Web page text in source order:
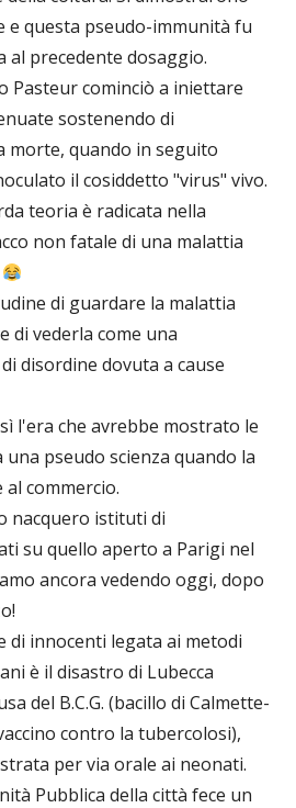
questa pseudo-immunità fu
precedente dosaggio.
Pasteur cominciò a iniettare
sostenendo di
morte, quando in seguito
il cosiddetto "virus" vivo.
teoria è radicata nella
non fatale di una malattia
di guardare la malattia
di vederla come una
disordine dovuta a cause
l'era che avrebbe mostrato le
pseudo scienza quando la
commercio.
nacquero istituti di
su quello aperto a Parigi nel
ancora vedendo oggi, dopo
di innocenti legata ai metodi
è il disastro di Lubecca
del B.C.G. (bacillo di Calmette-
contro la tubercolosi),
per via orale ai neonati.
Pubblica della città fece un